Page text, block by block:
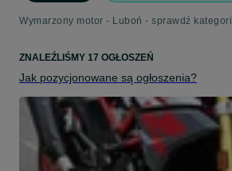
ZNALEŹLIŚMY 17 OGŁOSZEŃ
Jak pozycjonowane są ogłoszenia?